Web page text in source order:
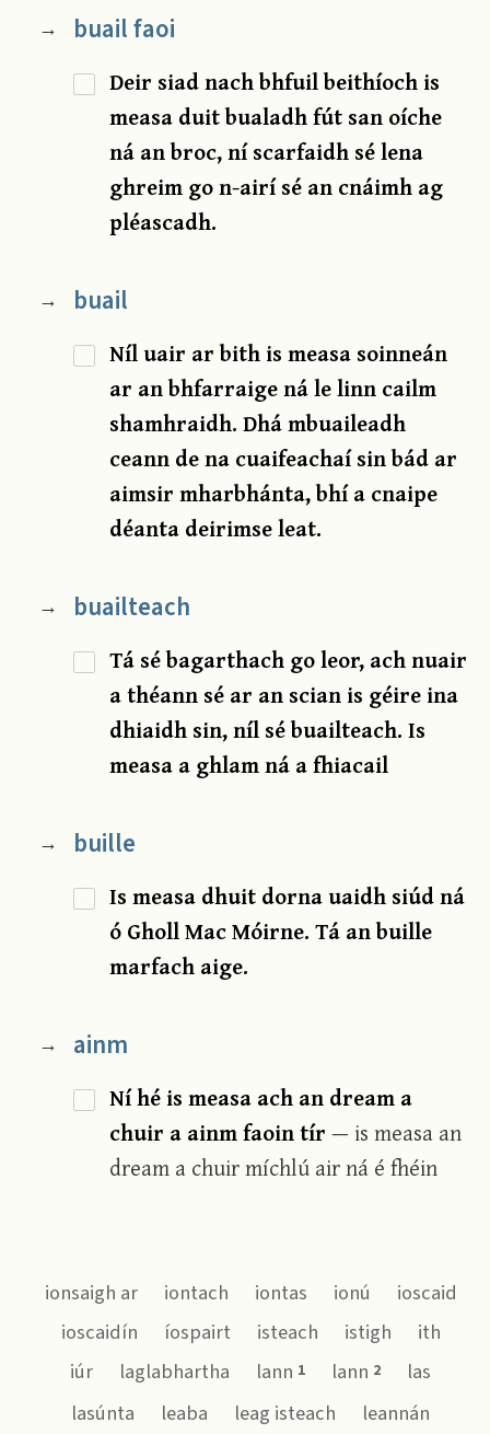
→ buail faoi
Deir siad nach bhfuil beithíoch is
measa duit bualadh fút san oíche
ná an broc, ní scarfaidh sé lena
ghreim go n-airí sé an cnáimh ag
pléascadh.
→ buail
Níl uair ar bith is measa soinneán
ar an bhfarraige ná le linn cailm
shamhraidh. Dhá mbuaileadh
ceann de na cuaifeachaí sin bád ar
aimsir mharbhánta, bhí a cnaipe
déanta deirimse leat.
→ buailteach
Tá sé bagarthach go leor, ach nuair
a théann sé ar an scian is géire ina
dhiaidh sin, níl sé buailteach. Is
measa a ghlam ná a fhiacail
→ buille
Is measa dhuit dorna uaidh siúd ná
ó Gholl Mac Móirne. Tá an buille
marfach aige.
→ ainm
Ní hé is measa ach an dream a
chuir a ainm faoin tír— is measa an
dream a chuir míchlú air ná é fhéin
ionsaigh ar iontach iontas ionú
ioscaid
ioscaidín
íospairt isteach istigh
ith
iúr
laglabhartha lann 1 lann 2
las
lasúnta
leaba leag isteach
leannán